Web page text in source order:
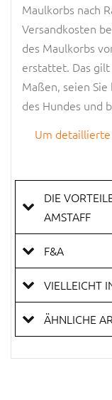
Maulkorbs nach
Versandkosten
des Maulkorbs
erstattet. Das gilt
Maßen, seien
des Hundes und
Um detaillierte
DIE
AMSTAFF
F&A
VIELLEICHT
ÄHNLICHE